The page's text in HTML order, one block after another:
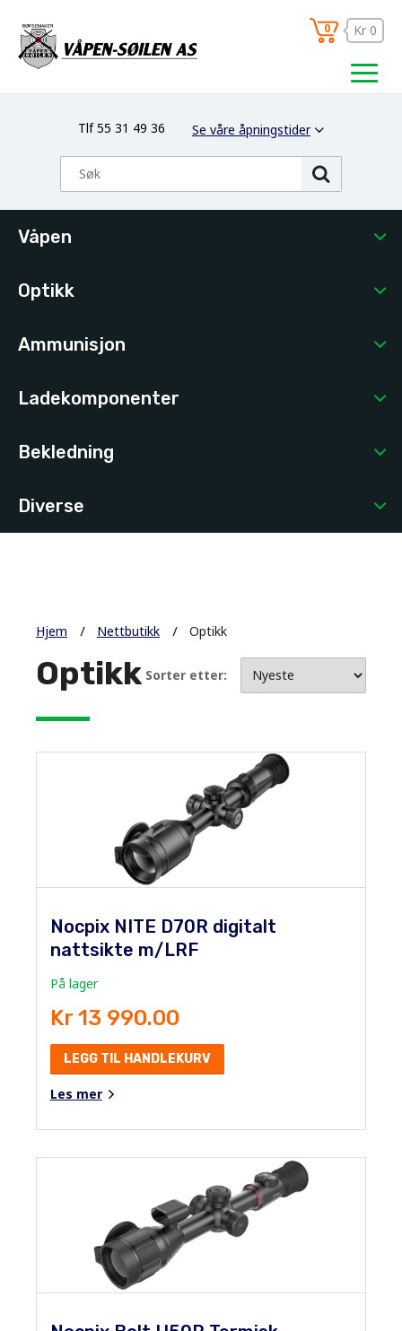
Tlf 55 31 49 36 Se våre åpningstider
0 Kr 0
Våpen
Optikk
Ammunisjon
Ladekomponenter
Bekledning
Diverse
Hjem Nettbutikk Optikk
Optikk Sorter etter:
Nocpix NITE D70R digitalt
nattsikte m/LRF
På lager
Kr 13 990.00
LEGG TIL HANDLEKURV
Les mer